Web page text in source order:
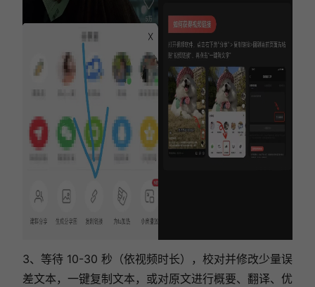
3、等待 10-30 秒（依视频时长），校对并修改少量误
差文本，一键复制文本，或对原文进行概要、翻译、优